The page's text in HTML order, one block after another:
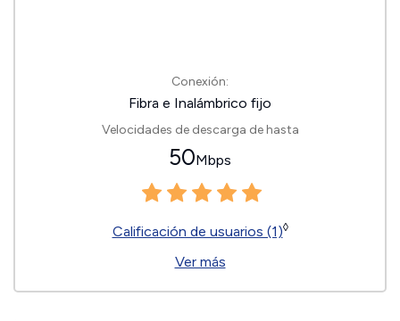
Conexión:
Fibra e Inalámbrico fijo
Velocidades de descarga de hasta
50Mbps
Calificación de usuarios (1)◊
Ver más